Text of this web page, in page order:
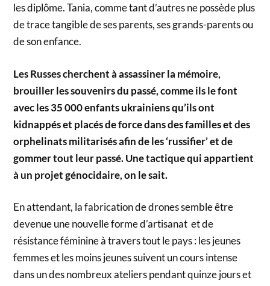
les diplôme. Tania, comme tant d’autres ne possède plus
de trace tangible de ses parents, ses grands-parents ou
de son enfance.
Les Russes cherchent à assassiner la mémoire,
brouiller les souvenirs du passé, comme ils le font
avec les 35 000 enfants ukrainiens qu’ils ont
kidnappés et placés de force dans des familles et des
orphelinats militarisés afin de les ‘russifier’ et de
gommer tout leur passé. Une tactique qui appartient
à un projet génocidaire, on le sait.
En attendant, la fabrication de drones semble être
devenue une nouvelle forme d’artisanat et de
résistance féminine à travers tout le pays : les jeunes
femmes et les moins jeunes suivent un cours intense
dans un des nombreux ateliers pendant quinze jours et